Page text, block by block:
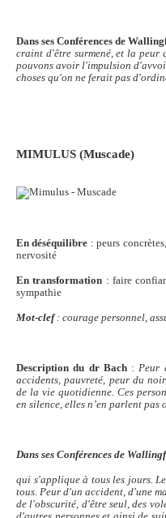
Dans ses Conférences de
craint d'être surmené, et la peur
pouvons avoir l'impulsion
choses qu'on ne ferait pas
MIMULUS (Muscade)
En déséquilibre : peurs
nervosité
En transformation : faire
sympathie
Mot-clef: courage personnel,
Description du dr Bach :Peur
accidents, pauvreté, peur du
de la vie quotidienne. Ces
en silence, elles n’en parlent pas
Dans ses Conférences de
qui s'applique à tous les jours.
tous. Peur d'un accident, d'une
de l'obscurité, d'être seul, des